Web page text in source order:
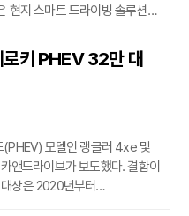
현지 스마트 드라이빙 솔루션
자사인 카리존(Carizon)이 이를
독자적으로 개발할 계획이다.
별히 설계되었다. 폭스바겐은
로키 PHEV 32만 대
모델인 랭글러 4xe 및
앤드라이브가 보도했다. 결함이
상은 2020년부터